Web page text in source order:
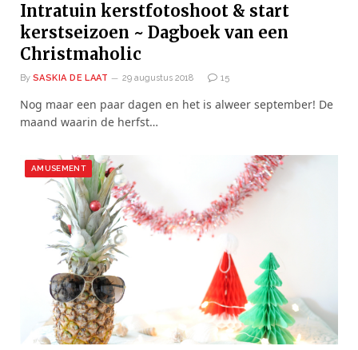
Intratuin kerstfotoshoot & start
kerstseizoen ~ Dagboek van een
Christmaholic
By SASKIA DE LAAT 29 augustus 2018 15
Nog maar een paar dagen en het is alweer september! De
maand waarin de herfst…
AMUSEMENT